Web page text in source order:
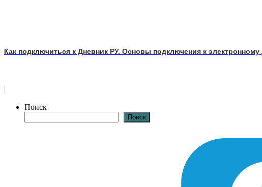
Как подключиться к Дневник РУ. Основы подключения к
Поиск
Поиск